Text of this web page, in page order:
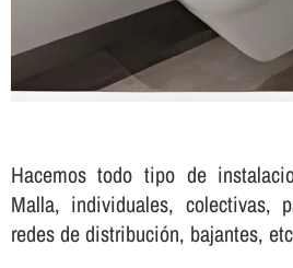
Hacemos todo tipo de
Malla, individuales, colectivas,
redes de distribución, bajantes,